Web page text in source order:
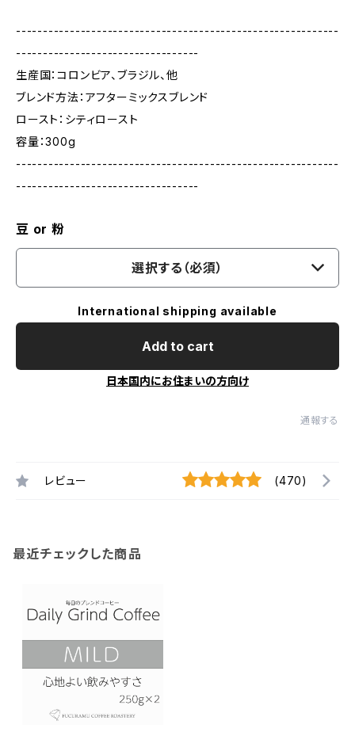
------------------------------------------------------------
----------------------------------
生産国：コロンビア、ブラジル、他
ブレンド方法：アフターミックスブレンド
ロースト：シティロースト
容量：300g
------------------------------------------------------------
----------------------------------
豆 or 粉
選択する（必須）
International shipping available
Add to cart
日本国内にお住まいの方向け
通報する
レビュー (470)
最近チェックした商品